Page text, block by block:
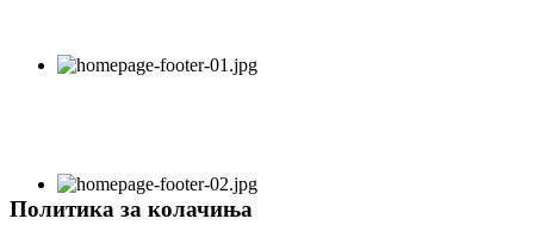
Политика за колачиња